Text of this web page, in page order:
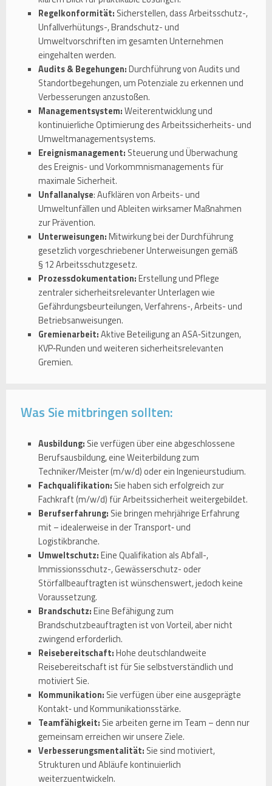
Regelkonformität: Sicherstellen, dass Arbeitsschutz-,
Unfallverhütungs-, Brandschutz- und
Umweltvorschriften im gesamten Unternehmen
eingehalten werden.
Audits & Begehungen:Durchführung von Audits und
Standortbegehungen, um Potenziale zu erkennen und
Verbesserungen anzustoßen.
Managementsystem:Weiterentwicklung und
kontinuierliche Optimierung des Arbeitssicherheits- und
Umweltmanagementsystems.
Ereignismanagement: Steuerung und Überwachung
des Ereignis- und Vorkommnismanagements für
maximale Sicherheit.
Unfallanalyse: Aufklären von Arbeits- und
Umweltunfällen und Ableiten wirksamer Maßnahmen
zur Prävention.
Unterweisungen:Mitwirkung bei der Durchführung
gesetzlich vorgeschriebener Unterweisungen gemäß
§ 12 Arbeitsschutzgesetz.
Prozessdokumentation:Erstellung und Pflege
zentraler sicherheitsrelevanter Unterlagen wie
Gefährdungsbeurteilungen, Verfahrens-, Arbeits- und
Betriebsanweisungen.
Gremienarbeit:Aktive Beteiligung an ASA‑Sitzungen,
KVP‑Runden und weiteren sicherheitsrelevanten
Gremien.
Was Sie mitbringen sollten:
Ausbildung: Sie verfügen über eine abgeschlossene
Berufsausbildung, eine Weiterbildung zum
Techniker/Meister (m/w/d) oder ein Ingenieurstudium.
Fachqualifikation: Sie haben sich erfolgreich zur
Fachkraft (m/w/d) für Arbeitssicherheit weitergebildet.
Berufserfahrung: Sie bringen mehrjährige Erfahrung
mit – idealerweise in der Transport‑ und
Logistikbranche.
Umweltschutz:Eine Qualifikation als Abfall-,
Immissionsschutz-, Gewässerschutz- oder
Störfallbeauftragten ist wünschenswert, jedoch keine
Voraussetzung.
Brandschutz:Eine Befähigung zum
Brandschutzbeauftragten ist von Vorteil, aber nicht
zwingend erforderlich.
Reisebereitschaft:Hohe deutschlandweite
Reisebereitschaft ist für Sie selbstverständlich und
motiviert Sie.
Kommunikation: Sie verfügen über eine ausgeprägte
Kontakt‑ und Kommunikationsstärke.
Teamfähigkeit: Sie arbeiten gerne im Team – denn nur
gemeinsam erreichen wir unsere Ziele.
Verbesserungsmentalität: Sie sind motiviert,
Strukturen und Abläufe kontinuierlich
weiterzuentwickeln.